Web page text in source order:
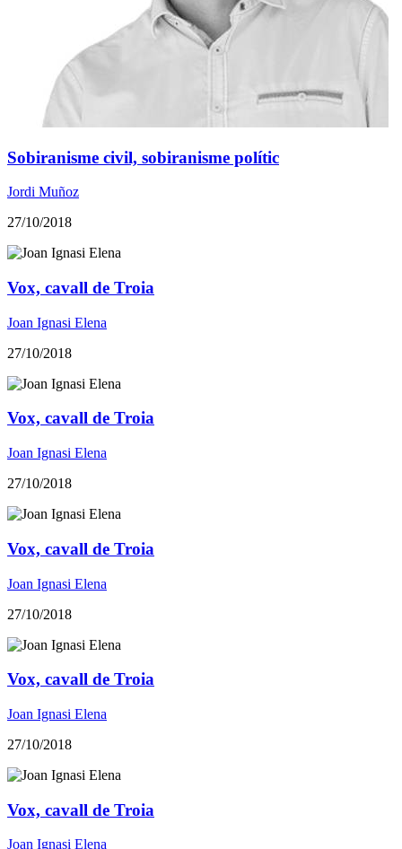
Sobiranisme civil, sobiranisme polític
Jordi Muñoz
27/10/2018
Vox, cavall de Troia
Joan Ignasi Elena
27/10/2018
Vox, cavall de Troia
Joan Ignasi Elena
27/10/2018
Vox, cavall de Troia
Joan Ignasi Elena
27/10/2018
Vox, cavall de Troia
Joan Ignasi Elena
27/10/2018
Vox, cavall de Troia
Joan Ignasi Elena